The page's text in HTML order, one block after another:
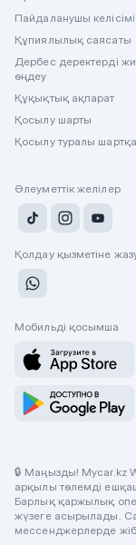
Пайдаланушы келісімі
Құпиялылық саясаты
Дербес деректерді
өңдеу
Құқықтық ақпарат
Қосылу шарты
Қосылу туралы шартқа
Әлеуметтік желілер
Қолдау қызметіне
Мобильді қосымша
🔒 Маңызды! Mycar.kz
арқылы төлемді
Барлық қаржылық
жүзеге асырылады.
мессенджерлерде